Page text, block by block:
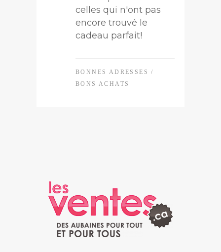
celles qui n'ont pas
encore trouvé le
cadeau parfait!
BONNES ADRESSES /
BONS ACHATS